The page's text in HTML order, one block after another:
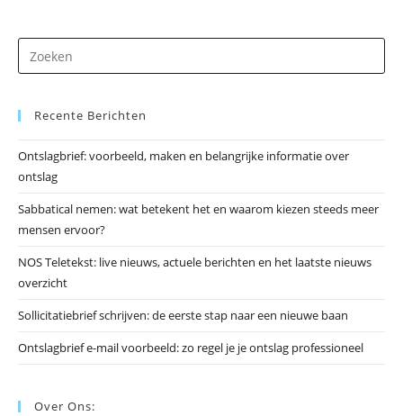
op
Recente Berichten
Ontslagbrief: voorbeeld, maken en belangrijke informatie over
ontslag
Sabbatical nemen: wat betekent het en waarom kiezen steeds meer
mensen ervoor?
NOS Teletekst: live nieuws, actuele berichten en het laatste nieuws
overzicht
Sollicitatiebrief schrijven: de eerste stap naar een nieuwe baan
Ontslagbrief e-mail voorbeeld: zo regel je je ontslag professioneel
Over Ons: